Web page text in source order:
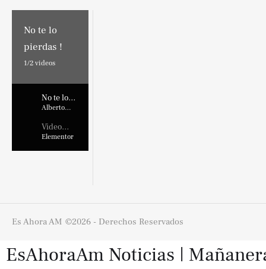
No te lo
pierdas !
1/2 videos
No te lo
pierdas !
Alberto
Video
Placehold
Elementor
Es Ahora AM ©2026 - Derechos Reservados
EsAhoraAm Noticias |